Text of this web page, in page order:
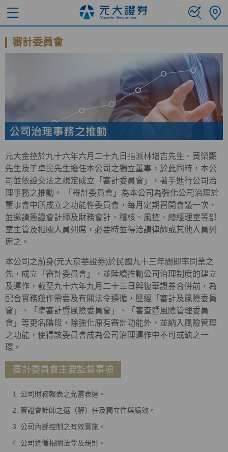
審計委員會
元大金控於九十六年六月二十九日指派林增吉先生、黃榮顯
先生及于卓民先生擔任本公司之獨立董事，於此同時，本公
司並依證交法之規定成立「審計委員會」，著手進行公司治
理事務之推動。 「審計委員會」為本公司為強化公司治理於
董事會中所成立之功能性委員會，每月定期召開會議一次，
並邀請簽證會計師及財務會計、稽核、風控、總經理室等部
室主管及相關人員列席，必要時並得洽請律師或其他人員列
席之。
本公司之前身(元大京華證券)於民國九十三年間即率同業之
先，成立「審計委員會」，並陸續推動公司治理制度的建立
及運作，截至九十六年九月二十三日與復華證券合併前，為
配合實務運作需要及有關法令遵循，歷經「審計及風險委員
會」、「準審計暨風險委員會」、「審查暨風險管理委員
會」等更名階段，除強化原有審計功能外，並納入風險管理
之功能，使得該委員會成為公司治理運作中不可或缺之一
環。
審計委員會主要監督事項
公司財務報表之允當表達。
簽證會計師之選（解）任及獨立性與績效。
公司內部控制之有效實施。
公司遵循相關法令及規則。